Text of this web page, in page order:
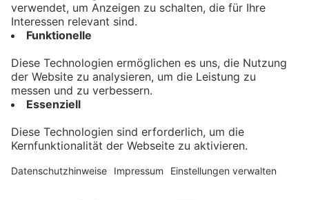
Kontakt
Impressum